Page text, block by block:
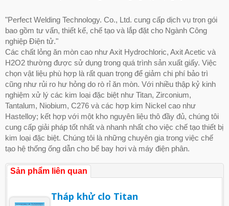
"Perfect Welding Technology. Co., Ltd. cung cấp dịch vụ trọn gói
bao gồm tư vấn, thiết kế, chế tạo và lắp đặt cho Ngành Công
nghiệp Điện tử."
Các chất lỏng ăn mòn cao như Axit Hydrochloric, Axit Acetic và
H2O2 thường được sử dụng trong quá trình sản xuất giấy. Việc
chọn vật liệu phù hợp là rất quan trọng để giảm chi phí bảo trì
cũng như rủi ro hư hỏng do rò rỉ ăn mòn. Với nhiều thập kỷ kinh
nghiệm xử lý các kim loại đặc biệt như Titan, Zirconium,
Tantalum, Niobium, C276 và các hợp kim Nickel cao như
Hastelloy; kết hợp với một kho nguyên liệu thô đầy đủ, chúng tôi
cung cấp giải pháp tốt nhất và nhanh nhất cho việc chế tạo thiết bị
kim loại đặc biệt. Chúng tôi là những chuyên gia trong việc chế
tạo hệ thống ống dẫn cho bể bay hơi và máy điện phân.
Sản phẩm liên quan
Tháp khử clo Titan